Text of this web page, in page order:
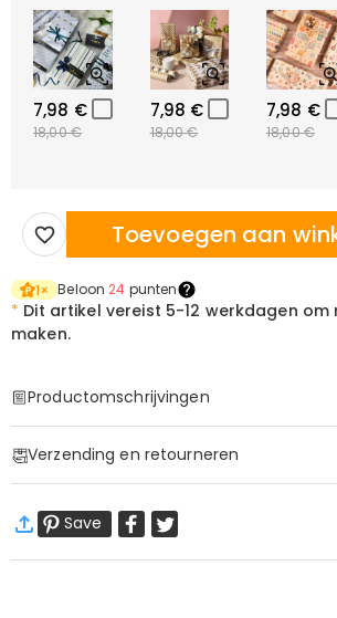
7,98 €
18,00 €
7,98 €
18,00 €
7,98 €
18,00 €
Toevoegen aan
1× Beloon 24 punten
* Dit artikel vereist 5-12 werkdagen
maken.
Productomschrijvingen
Verzending en retourneren
Standaard verzending: 9-18
Save